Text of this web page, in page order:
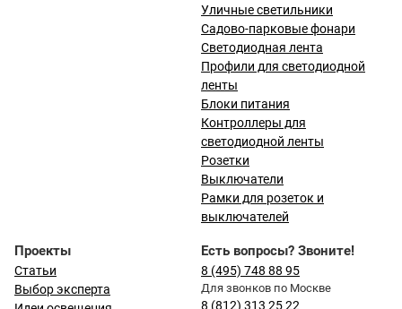
Уличные светильники
Садово-парковые фонари
Светодиодная лента
Профили для светодиодной
ленты
Блоки питания
Контроллеры для
светодиодной ленты
Розетки
Выключатели
Рамки для розеток и
выключателей
Проекты
Статьи
Выбор эксперта
Есть вопросы? Звоните!
8 (495) 748 88 95
Для звонков по Москве
8 (812) 313 25 22